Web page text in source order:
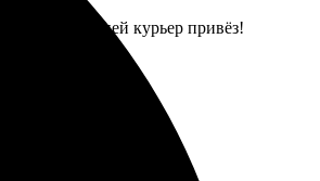
пару дней курьер привёз!